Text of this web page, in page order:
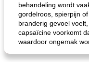
behandeling wordt
gordelroos, spierpijn
branderig gevoel
capsaïcine voorkomt
waardoor ongemak